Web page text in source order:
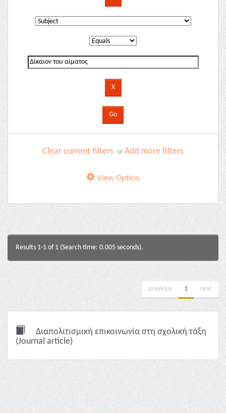
Clear current filters or Add more filters
View Option
Results 1-1 of 1 (Search time: 0.005 seconds).
previous 1 next
Διαπολιτισμική επικοινωνία στη σχολική τάξη
(Journal article)